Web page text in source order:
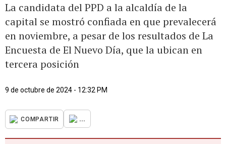
La candidata del PPD a la alcaldía de la
capital se mostró confiada en que prevalecerá
en noviembre, a pesar de los resultados de La
Encuesta de El Nuevo Día, que la ubican en
tercera posición
9 de octubre de 2024 - 12:32 PM
COMPARTIR ...